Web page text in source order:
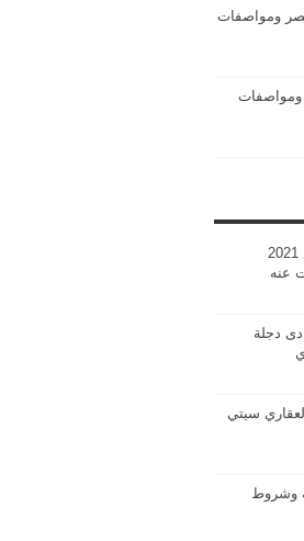
2022 في مصر ومواصفات
اسعار جاك J7 موديل 2022 ومواصفات
اسعار عضوية نادي الشمس 2021
عنه
دجلة
سيتي
وشروط